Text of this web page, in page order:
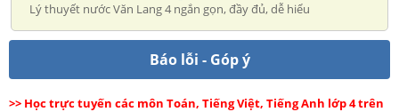
Lý thuyết nước Văn Lang 4 ngắn gọn, đầy đủ, dễ hiểu
Báo lỗi - Góp ý
>> Học trực tuyến các môn Toán, Tiếng Việt, Tiếng Anh lớp 4 trên